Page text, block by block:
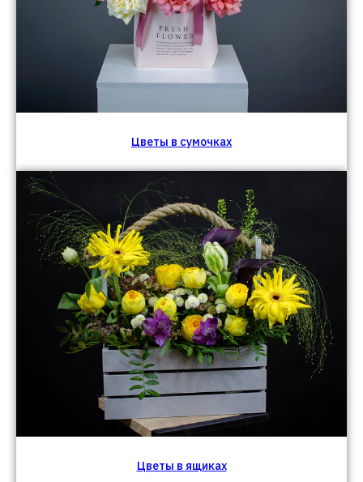
Цветы в сумочках
Цветы в ящиках